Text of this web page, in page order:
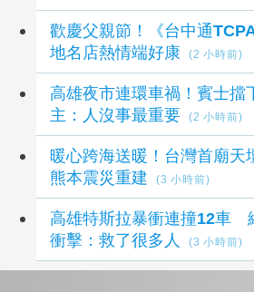
歡慶父親節！《台中通
地名店熱情端好康
(2 小時前)
高雄夜市連環車禍！賓士
主：人沒事最重要
(2 小時前)
暖心跨海送暖！台灣首廟天
熊本震災重建
(3 小時前)
高雄特斯拉暴衝連撞12車
衝擊：救了很多人
(3 小時前)